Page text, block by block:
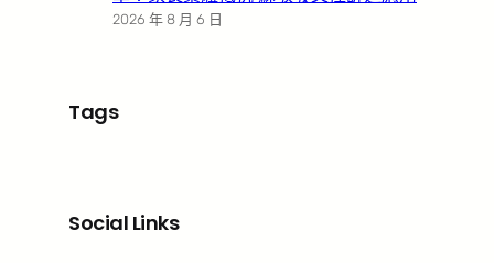
2026 年 8 月 6 日
Tags
Social Links